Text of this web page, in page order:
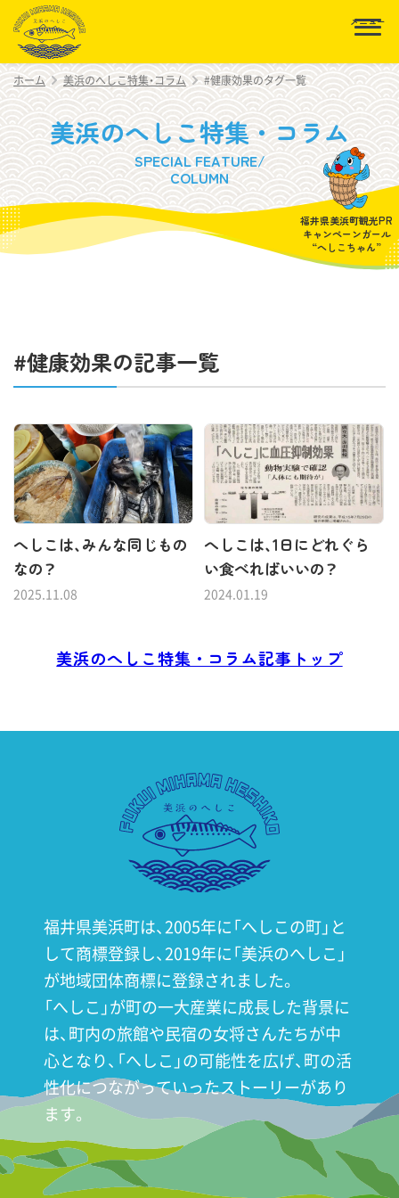
ホーム 美浜のへしこ特集・コラム #健康効果のタグ一覧
美浜のへしこ特集・コラム
SPECIAL FEATURE/
COLUMN
福井県美浜町観光PR
キャンペーンガール
“へしこちゃん”
#健康効果の記事一覧
へしこは、みんな同じもの
なの？
2025.11.08
へしこは、1日にどれぐら
い食べればいいの？
2024.01.19
美浜のへしこ特集・コラム記事トップ
福井県美浜町は、2005年に「へしこの町」と
して商標登録し、 2019年に「美浜のへしこ」
が地域団体商標に登録されました。
「へしこ」が町の一大産業に成長した背景に
は、町内の旅館や 民宿の女将さんたちが中
心となり、「へしこ」の可能性を広げ、 町の活
性化につながっていったストーリーがあり
ます。